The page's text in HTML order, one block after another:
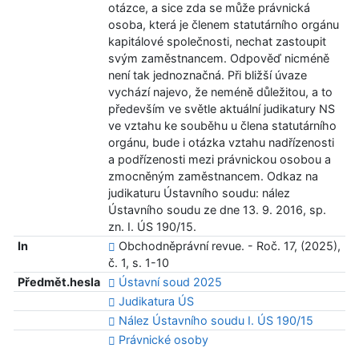
otázce, a sice zda se může právnická
osoba, která je členem statutárního orgánu
kapitálové společnosti, nechat zastoupit
svým zaměstnancem. Odpověď nicméně
není tak jednoznačná. Při bližší úvaze
vychází najevo, že neméně důležitou, a to
především ve světle aktuální judikatury NS
ve vztahu ke souběhu u člena statutárního
orgánu, bude i otázka vztahu nadřízenosti
a podřízenosti mezi právnickou osobou a
zmocněným zaměstnancem. Odkaz na
judikaturu Ústavního soudu: nález
Ústavního soudu ze dne 13. 9. 2016, sp.
zn. I. ÚS 190/15.
In
Obchodněprávní revue. - Roč. 17, (2025),
č. 1, s. 1-10
Předmět.hesla
Ústavní soud 2025
Judikatura ÚS
Nález Ústavního soudu I. ÚS 190/15
Právnické osoby